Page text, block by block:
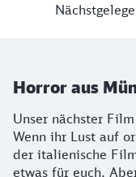
Horror aus
Unser nächster
Wenn ihr Lust auf
der italienische
etwas für euch.